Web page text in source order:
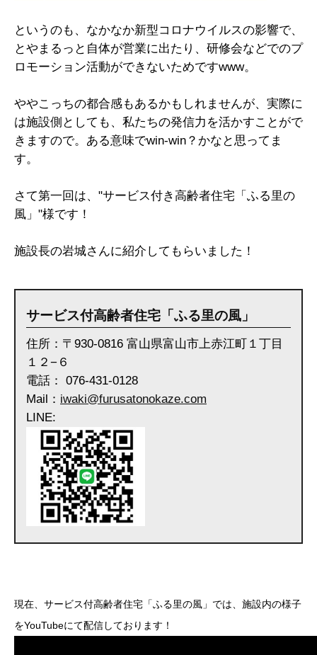
というのも、なかなか新型コロナウイルスの影響で、
とやまるっと自体が営業に出たり、研修会などでのプ
ロモーション活動ができないためですwww。
ややこっちの都合感もあるかもしれませんが、実際に
は施設側としても、私たちの発信力を活かすことがで
きますので。ある意味でwin-win？かなと思ってま
す。
さて第一回は、"サービス付き高齢者住宅「ふる里の
風」"様です！
施設長の岩城さんに紹介してもらいました！
サービス付高齢者住宅「ふる里の風」
住所：〒930-0816 富山県富山市上赤江町１丁目
１２−６
電話： 076-431-0128
Mail： iwaki@furusatonokaze.com
LINE:
現在、サービス付高齢者住宅「ふる里の風」では、施設内の様子
をYouTubeにて配信しております！